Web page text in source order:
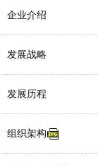
企业介绍
发展战略
发展历程
组织架构